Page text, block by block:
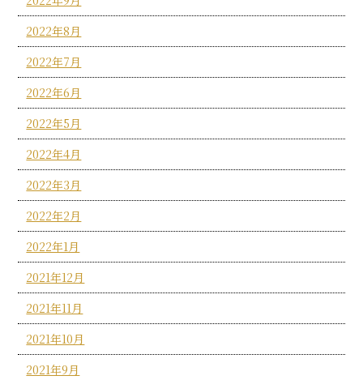
2022年8月
2022年7月
2022年6月
2022年5月
2022年4月
2022年3月
2022年2月
2022年1月
2021年12月
2021年11月
2021年10月
2021年9月